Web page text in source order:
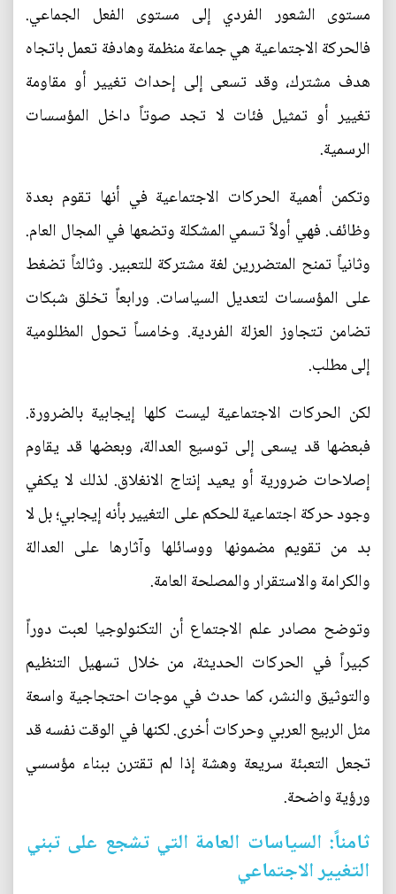
مستوى الشعور الفردي إلى مستوى الفعل الجماعي.
فالحركة الاجتماعية هي جماعة منظمة وهادفة تعمل باتجاه
هدف مشترك، وقد تسعى إلى إحداث تغيير أو مقاومة
تغيير أو تمثيل فئات لا تجد صوتاً داخل المؤسسات
الرسمية.
وتكمن أهمية الحركات الاجتماعية في أنها تقوم بعدة
وظائف. فهي أولاً تسمي المشكلة وتضعها في المجال العام.
وثانياً تمنح المتضررين لغة مشتركة للتعبير. وثالثاً تضغط
على المؤسسات لتعديل السياسات. ورابعاً تخلق شبكات
تضامن تتجاوز العزلة الفردية. وخامساً تحول المظلومية
إلى مطلب.
لكن الحركات الاجتماعية ليست كلها إيجابية بالضرورة.
فبعضها قد يسعى إلى توسيع العدالة، وبعضها قد يقاوم
إصلاحات ضرورية أو يعيد إنتاج الانغلاق. لذلك لا يكفي
وجود حركة اجتماعية للحكم على التغيير بأنه إيجابي؛ بل لا
بد من تقويم مضمونها ووسائلها وآثارها على العدالة
والكرامة والاستقرار والمصلحة العامة.
وتوضح مصادر علم الاجتماع أن التكنولوجيا لعبت دوراً
كبيراً في الحركات الحديثة، من خلال تسهيل التنظيم
والتوثيق والنشر، كما حدث في موجات احتجاجية واسعة
مثل الربيع العربي وحركات أخرى. لكنها في الوقت نفسه قد
تجعل التعبئة سريعة وهشة إذا لم تقترن ببناء مؤسسي
ورؤية واضحة.
ثامناً: السياسات العامة التي تشجع على تبني
التغيير الاجتماعي